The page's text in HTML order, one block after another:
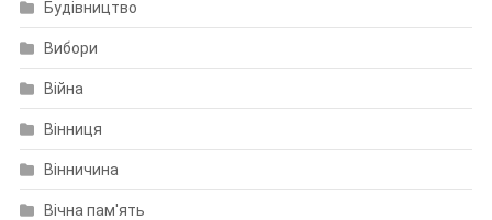
Будівництво
Вибори
Війна
Вінниця
Вінничина
Вічна пам'ять